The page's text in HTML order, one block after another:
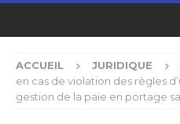
ACCUEIL JURIDIQUE
en cas de violation des règles
gestion de la paie en portage